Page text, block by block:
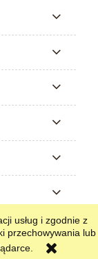
usług i zgodnie z
przechowywania lub